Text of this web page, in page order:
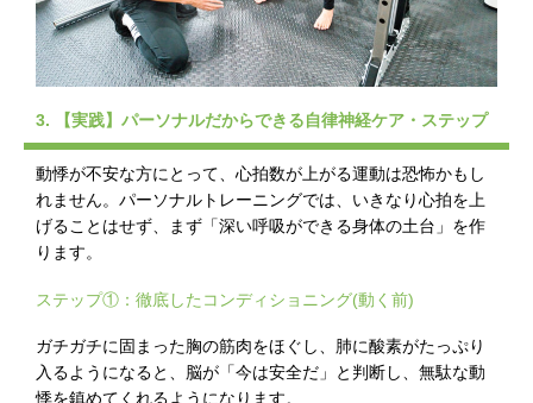
3. 【実践】パーソナルだからできる自律神経ケア・ステップ
動悸が不安な方にとって、心拍数が上がる運動は恐怖かもし
れません。パーソナルトレーニングでは、いきなり心拍を上
げることはせず、まず「深い呼吸ができる身体の土台」を作
ります。
ステップ①：徹底したコンディショニング(動く前)
ガチガチに固まった胸の筋肉をほぐし、肺に酸素がたっぷり
入るようになると、脳が「今は安全だ」と判断し、無駄な動
悸を鎮めてくれるようになります。